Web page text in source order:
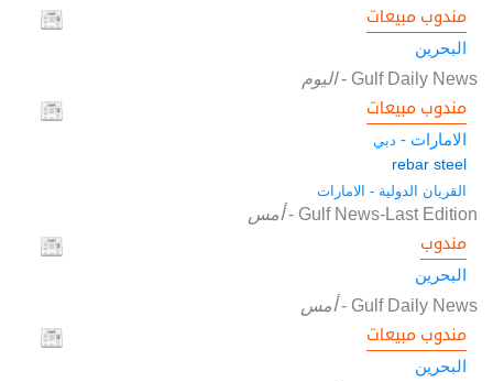
مندوب مبيعات
البحرين
Gulf Daily News
-اليوم
مندوب مبيعات
الامارات - دبي
rebar steel
القريان الدولية - الامارات
Gulf News-Last Edition
-أمس
مندوب
البحرين
Gulf Daily News
-أمس
مندوب مبيعات
البحرين